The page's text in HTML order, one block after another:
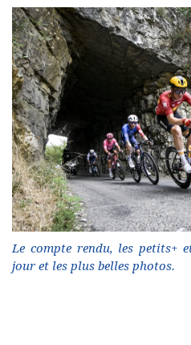
Le compte rendu, les petits+
jour et les plus belles photos.